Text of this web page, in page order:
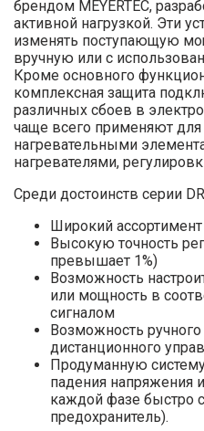
брендом MEYERTEC,
активной нагрузкой. Эти
изменять поступающую
вручную или с
Кроме основного
комплексная защита
различных сбоев в
чаще всего применяют для
нагревательными
нагревателями,
Среди достоинств серии
Широкий
Высокую точность
превышает 1%)
Возможность
или мощность в
сигналом
Возможность
дистанционного
Продуманную
падения напряжения
каждой фазе быстро
предохранитель).